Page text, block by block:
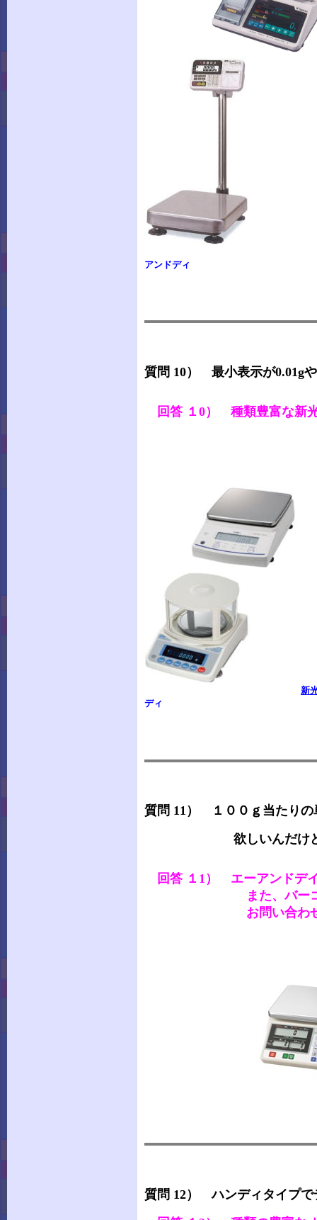
アンドディ
質問 10） 最小表示が0.01g
回答 １0） 種類豊富な新
新
ディ
質問 11） １００ｇ当たりの
欲しいんだけど・
回答 １1） エーアンドデ
また、バーコード付
お問い合わせ下
質問 12） ハンディタイプで